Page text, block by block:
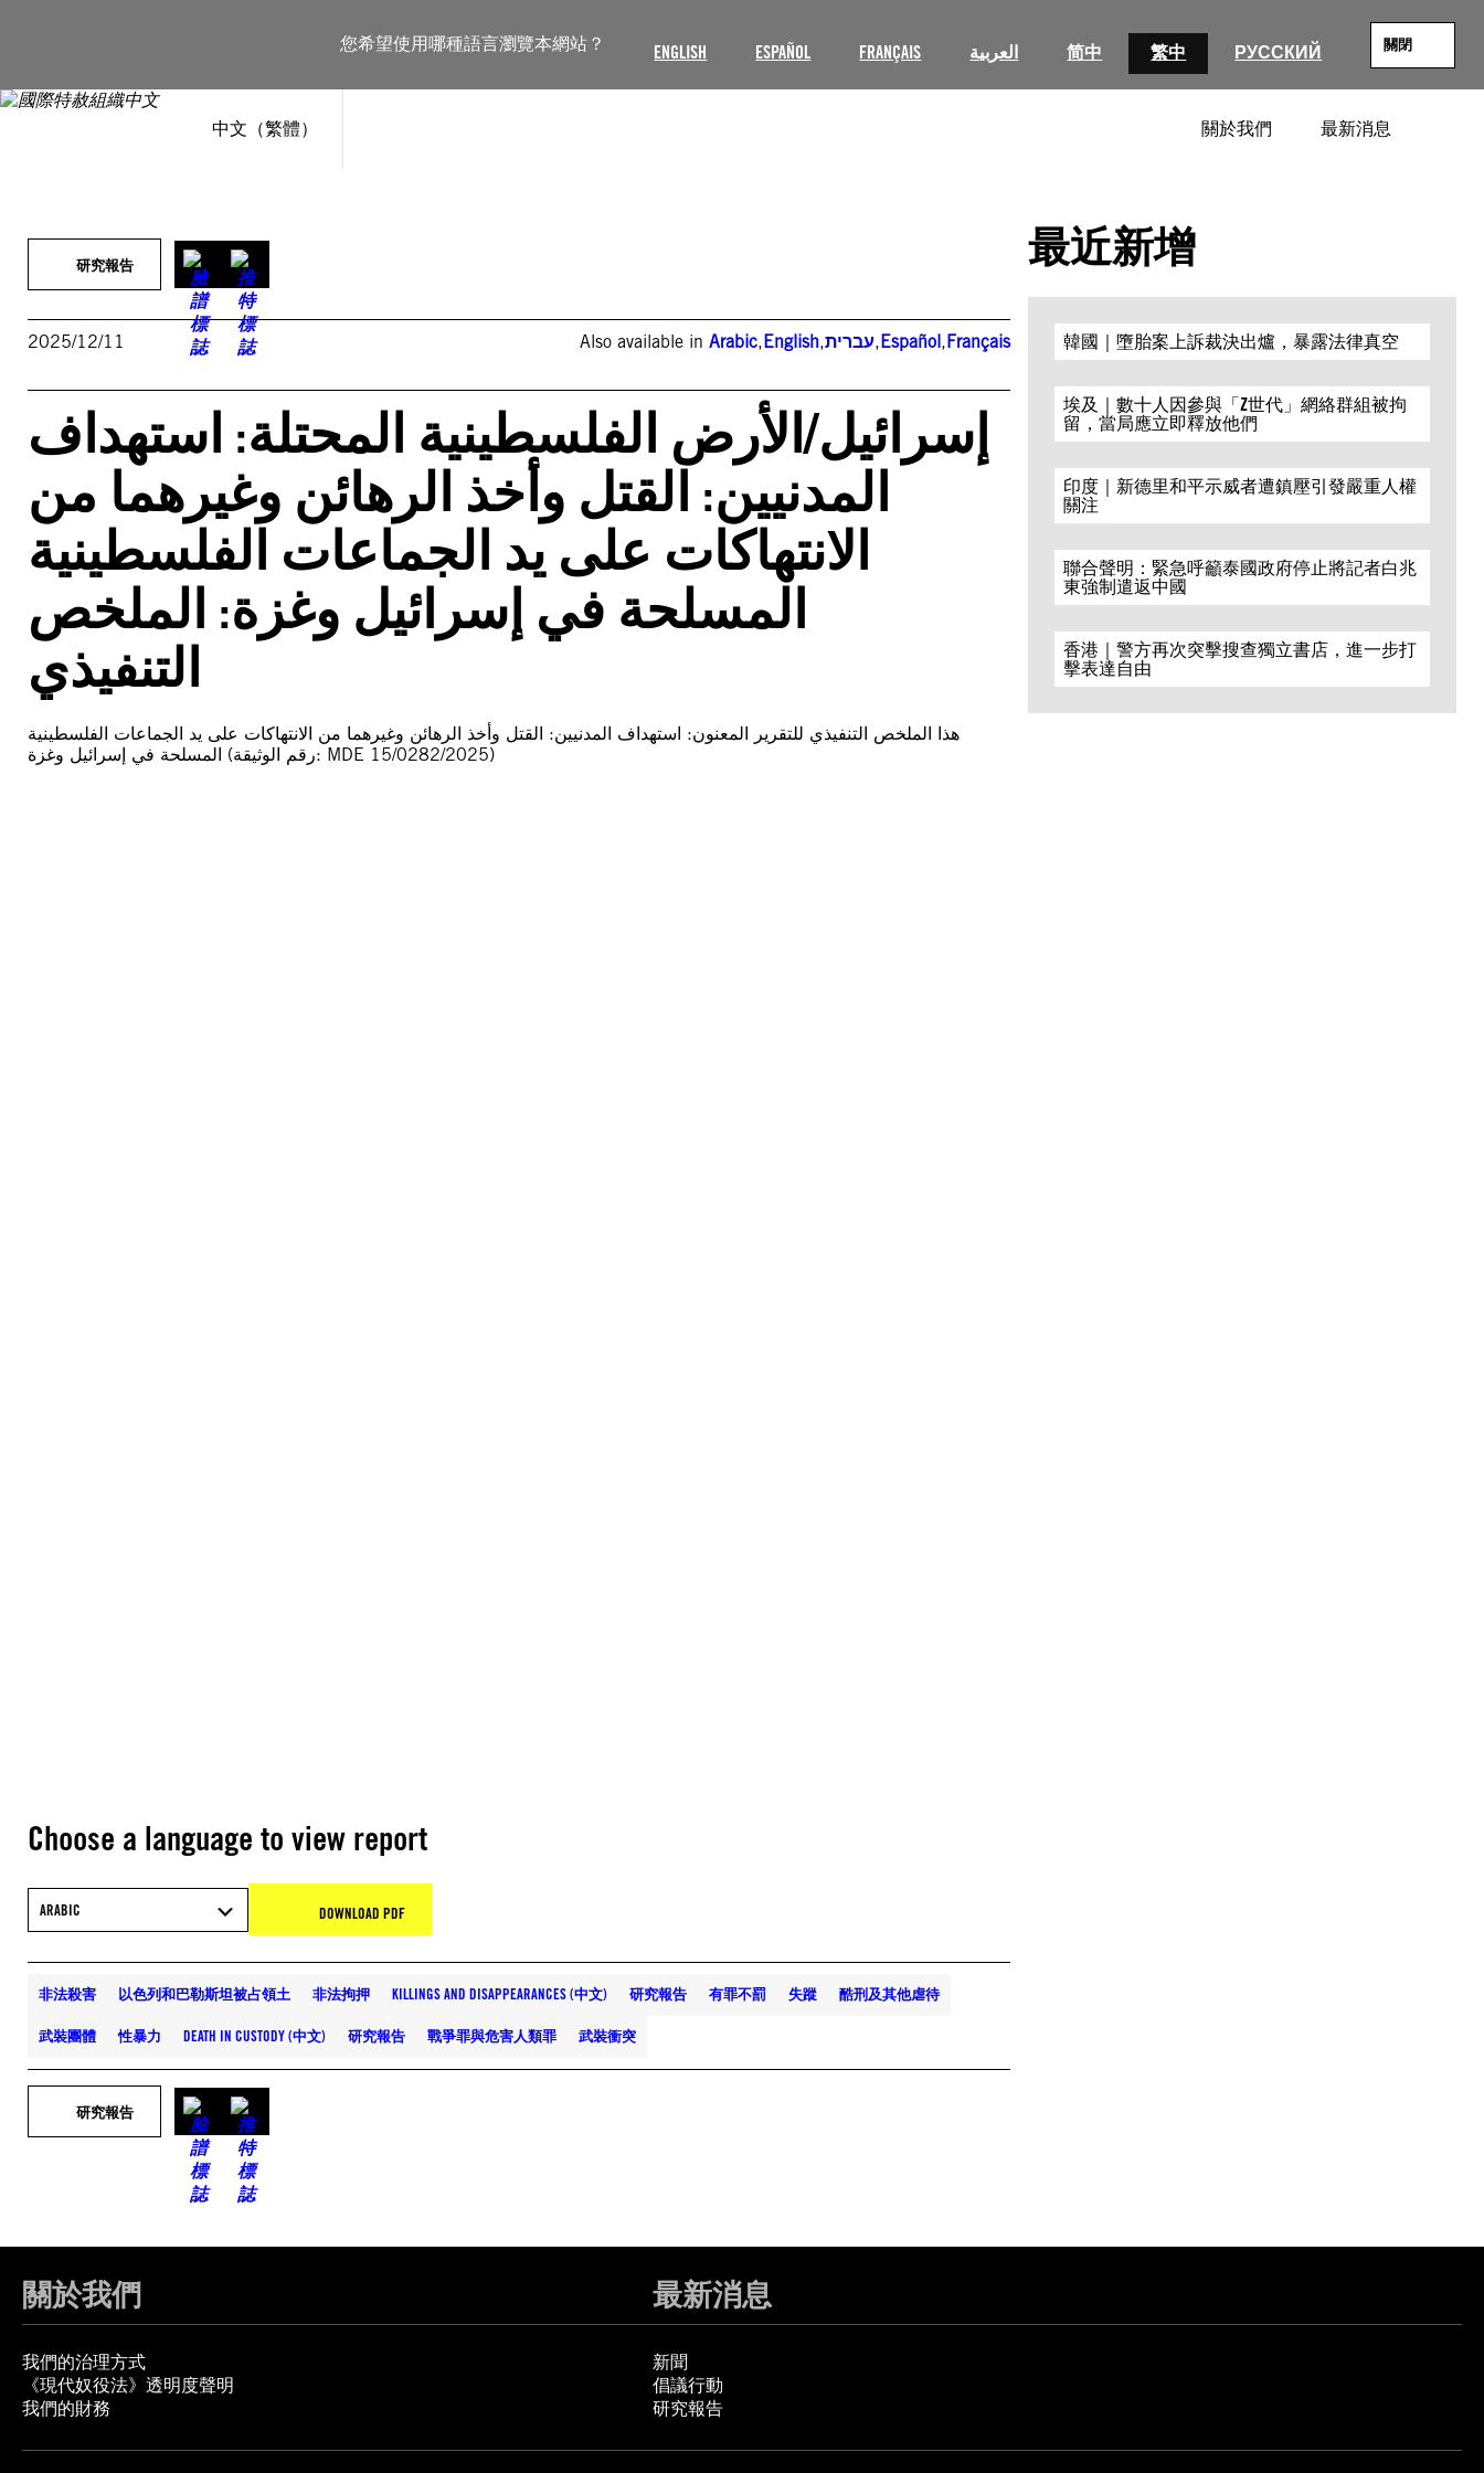
您希望使用哪種語言瀏覽本網站？ ENGLISH ESPAÑOL FRANÇAIS العربية 简中 繁中 РУССКИЙ 關閉
中文（繁體） 關於我們 最新消息
內
研究報告
2025/12/11 Also available inArabic,English,עברית,Español,Français
إسرائيل/الأرض الفلسطينية المحتلة: استهداف
المدنيين: القتل وأخذ الرهائن وغيرهما من
الانتهاكات على يد الجماعات الفلسطينية
المسلحة في إسرائيل وغزة: الملخص
هذا الملخص التنفيذي للتقرير المعنون: استهداف المدنيين: القتل وأخذ الرهائن وغيرهما من الانتهاكات على يد الجماعات الفلسطينية
المسلحة في إسرائيل وغزة (رقم الوثيقة: MDE 15/0282/2025)
Choose a language to view report
ARABIC DOWNLOAD PDF
非法殺害 以色列和巴勒斯坦被占領土 非法拘押 KILLINGS AND DISAPPEARANCES (中文) 研究報告 有罪不罰 失蹤 酷刑及其他虐待
武裝團體 性暴力 DEATH IN CUSTODY (中文) 研究報告 戰爭罪與危害人類罪 武裝衝突
研究報告
最近新增
韓國｜墮胎案上訴裁決出爐，暴露法律真空
埃及｜數十人因參與「Z世代」網絡群組被拘
留，當局應立即釋放他們
印度｜新德里和平示威者遭鎮壓引發嚴重人權
關注
聯合聲明：緊急呼籲泰國政府停止將記者白兆
東強制遣返中國
香港｜警方再次突擊搜查獨立書店，進一步打
擊表達自由
關於我們
我們的治理方式
《現代奴役法》透明度聲明
我們的財務
最新消息
新聞
倡議行動
研究報告